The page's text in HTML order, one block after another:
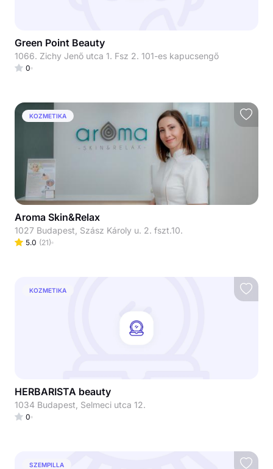
Green Point Beauty
1066. Zichy Jenő utca 1. Fsz 2. 101-es kapucsengő
0
KOZMETIKA
Aroma Skin&Relax
1027 Budapest, Szász Károly u. 2. fszt.10.
5.0 (21)
KOZMETIKA
HERBARISTA beauty
1034 Budapest, Selmeci utca 12.
0
SZEMPILLA